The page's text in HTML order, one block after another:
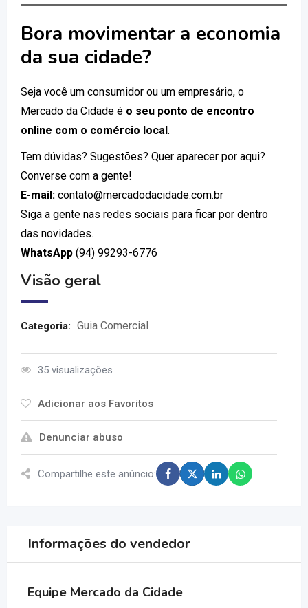
Bora movimentar a economia
da sua cidade?
Seja você um consumidor ou um empresário, o
Mercado da Cidade é o seu ponto de encontro
online com o comércio local.
Tem dúvidas? Sugestões? Quer aparecer por aqui?
Converse com a gente!
E-mail: contato@mercadodacidade.com.br
Siga a gente nas redes sociais para ficar por dentro
das novidades.
WhatsApp (94) 99293-6776
Visão geral
Categoria: Guia Comercial
35 visualizações
Adicionar aos Favoritos
Denunciar abuso
Compartilhe este anúncio:
Informações do vendedor
Equipe Mercado da Cidade